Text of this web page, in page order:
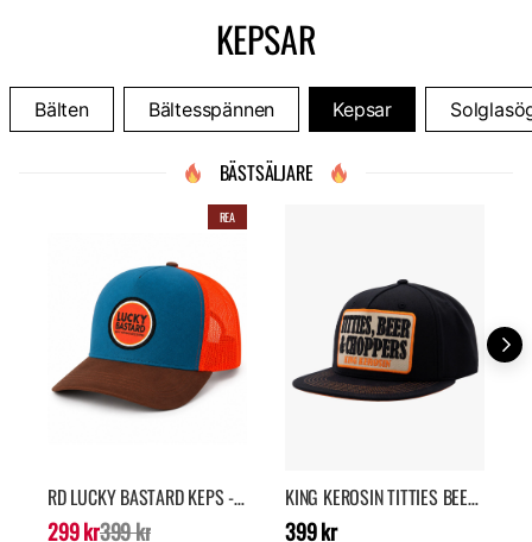
KEPSAR
Bälten Bältesspännen Kepsar
BÄSTSÄLJARE
REA
RD LUCKY BASTARD KEPS - BLÅ/ORANGE
Nuvarande pris:
299 kr399 kr
KING KEROSIN TITTIES BEER AND CHOPPERS KEPS - SVART
Pris:399 kr
399 kr